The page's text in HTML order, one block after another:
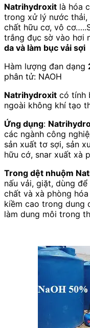
Natrihydroxit là hóa
trong xử lý nước thải,
chất hữu cơ, vô
trắng đục sờ vào hơi
da và làm bục vải sợi
Hàm lượng đan dạng
phân tử: NAOH
Natrihydroxit có tính
ngoài không khí tạo
Ứng dụng:
các ngành công
sản xuất tơ sợi, sản
hữu cớ, snar xuất xà
Trong dệt nhuộm
nấu vải, giặt, dùng
chất và xà phòng
kiềm cao trong dung
làm dung môi trong